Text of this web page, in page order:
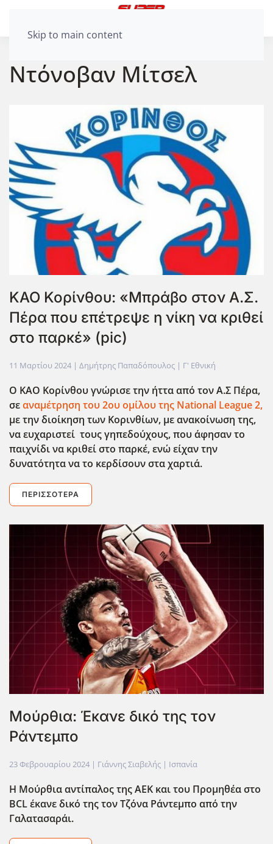
Skip to main content
Ντόνοβαν Μίτσελ
ΚΑΟ Κορίνθου: «Μπράβο στον Α.Σ.
Πέρα που επέτρεψε η νίκη να κριθεί
στο παρκέ» (pic)
11 Μαρτίου 2024 | Δημήτρης Παπαδόπουλος | Γ' Εθνική
Ο ΚΑΟ Κορίνθου γνώρισε την ήττα από τον Α.Σ Πέρα,
σεαναμέτρηση του 2ου ομίλου της National League 2,
με την διοίκηση των Κορινθίων, με ανακοίνωση της,
να ευχαριστεί τους γηπεδούχους, που άφησαν το
παιχνίδι να κριθεί στο παρκέ, ενώ είχαν την
δυνατότητα να το κερδίσουν στα χαρτιά.
ΠΕΡΙΣΣΌΤΕΡΑ
Moύρθια: Έκανε δικό της τον
Ράντεμπο
23 Φεβρουαρίου 2024 | Γιάννης Σιαβελής | Ισπανία
Η Μούρθια αντίπαλος της ΑΕΚ και του Προμηθέα στο
BCL έκανε δικό της τον Τζόνα Ράντεμπο από την
Γαλατασαράι.